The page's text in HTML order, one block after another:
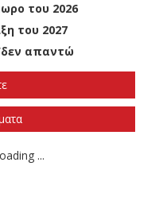
οι εθνικές
του 2026
του 2027
απαντώ